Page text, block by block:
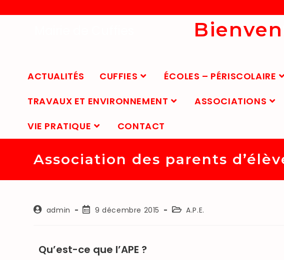
ACTUALITÉS CUFFIES ÉCOLES – PÉRISCOLAIRE
TRAVAUX ET ENVIRONNEMENT
ASSOCIATIONS
VIE PRATIQUE
CONTACT
Association des parents
admin 9 décembre 2015 A.P.E.
Qu’est-ce que l’APE ?